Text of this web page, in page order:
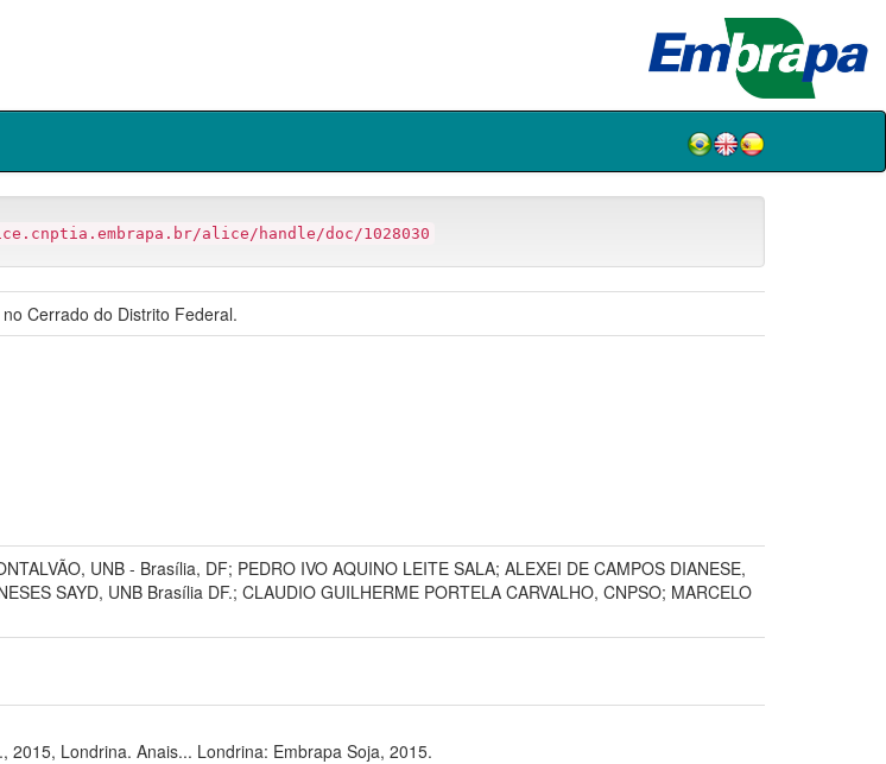
alice/handle/doc/1028030
Cerrado do Distrito Federal.
UNB - Brasília, DF; PEDRO IVO AQUINO LEITE SALA; ALEXEI DE CAMPOS DIANESE,
SAYD, UNB Brasília DF.; CLAUDIO GUILHERME PORTELA CARVALHO, CNPSO; MARCELO
2015, Londrina. Anais... Londrina: Embrapa Soja, 2015.